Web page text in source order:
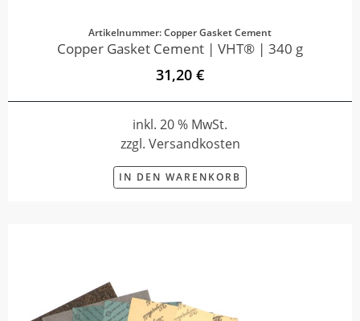
Artikelnummer: Copper Gasket Cement
Copper Gasket Cement | VHT® | 340 g
31,20 €
inkl. 20 % MwSt.
zzgl. Versandkosten
IN DEN WARENKORB